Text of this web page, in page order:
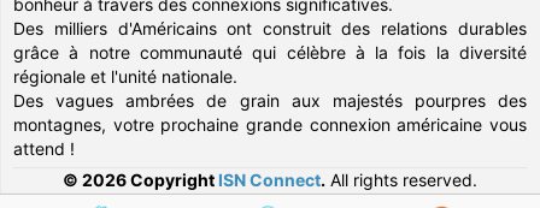
bonheur à travers des connexions significatives.
Des milliers d'Américains ont construit des relations durables
grâce à notre communauté qui célèbre à la fois la diversité
régionale et l'unité nationale.
Des vagues ambrées de grain aux majestés pourpres des
montagnes, votre prochaine grande connexion américaine vous
attend !
© 2026 Copyright ISN Connect. All rights reserved.